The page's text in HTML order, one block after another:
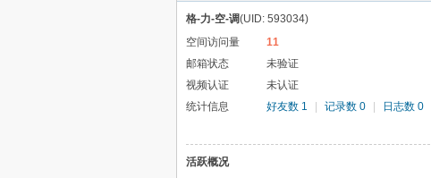
格-力-空-调(UID: 593034)
空间访问量
11
邮箱状态
未验证
视频认证
未认证
统计信息
好友数 1 记录数 0 日志数 0
活跃概况